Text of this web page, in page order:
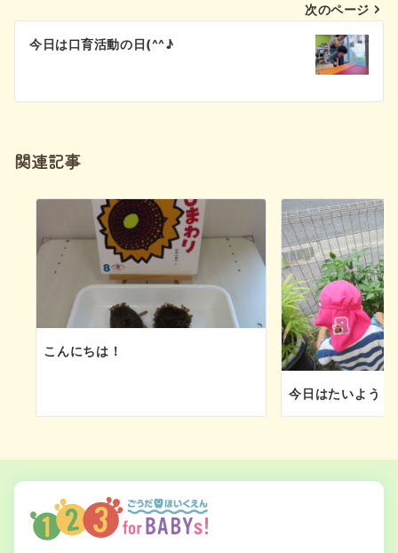
ビ
シ
次のページ
今日は口育活動の日(^^♪
関連記事
こんにちは！
今日はたいよう